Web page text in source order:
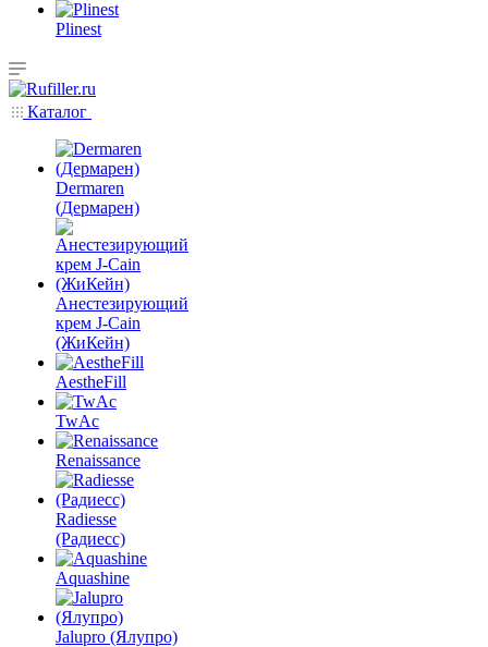
Plinest
Каталог
Dermaren
(Дермарен)
Анестезирующий
крем J-Cain
(ЖиКейн)
AestheFill
TwAc
Renaissance
Radiesse
(Радиесс)
Aquashine
Jalupro (Ялупро)